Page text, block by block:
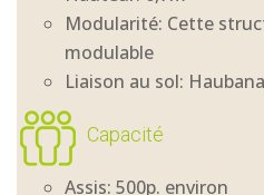
Modularité: Cette
modulable
Liaison au sol:
Capacité
Assis: 500p. environ